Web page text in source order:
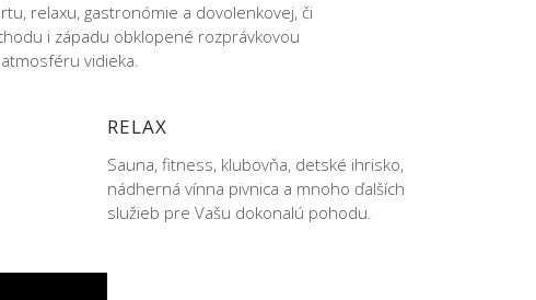
relaxu, gastronómie a dovolenkovej, či
i západu obklopené rozprávkovou
vidieka.
RELAX
Sauna, fitness, klubovňa, detské ihrisko,
nádherná vínna pivnica a mnoho ďalších
služieb pre Vašu dokonalú pohodu.